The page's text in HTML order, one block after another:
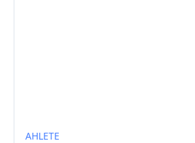
AHLETE